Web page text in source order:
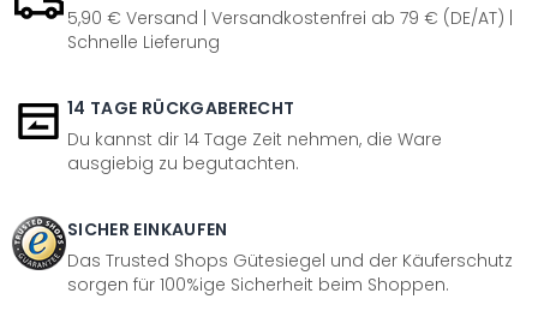
5,90 € Versand | Versandkostenfrei ab 79 € (DE/AT) |
Schnelle Lieferung
14 TAGE RÜCKGABERECHT
Du kannst dir 14 Tage Zeit nehmen, die Ware
ausgiebig zu begutachten.
SICHER EINKAUFEN
Das Trusted Shops Gütesiegel und der Käuferschutz
sorgen für 100%ige Sicherheit beim Shoppen.